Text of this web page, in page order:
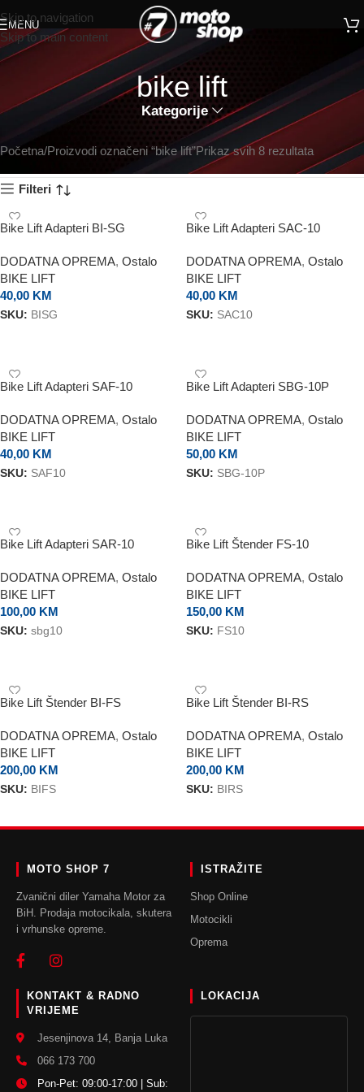
Skip to navigation
Skip to main content
MENU
bike lift
Kategorije
Početna Proizvodi označeni “bike lift”Prikaz svih 8 rezultata
Filteri
Bike Lift Adapteri BI-SG
DODATNA OPREMA, Ostalo
BIKE LIFT
40,00 KM
SKU: BISG
Bike Lift Adapteri SAC-10
DODATNA OPREMA, Ostalo
BIKE LIFT
40,00 KM
SKU: SAC10
Bike Lift Adapteri SAF-10
DODATNA OPREMA, Ostalo
BIKE LIFT
40,00 KM
SKU: SAF10
Bike Lift Adapteri SBG-10P
DODATNA OPREMA, Ostalo
BIKE LIFT
50,00 KM
SKU: SBG-10P
Bike Lift Adapteri SAR-10
DODATNA OPREMA, Ostalo
BIKE LIFT
100,00 KM
SKU: sbg10
Bike Lift Štender FS-10
DODATNA OPREMA, Ostalo
BIKE LIFT
150,00 KM
SKU: FS10
Bike Lift Štender BI-FS
DODATNA OPREMA, Ostalo
BIKE LIFT
200,00 KM
SKU: BIFS
Bike Lift Štender BI-RS
DODATNA OPREMA, Ostalo
BIKE LIFT
200,00 KM
SKU: BIRS
MOTO SHOP 7
Zvanični diler Yamaha Motor za
BiH. Prodaja motocikala, skutera
i vrhunske opreme.
ISTRAŽITE
Shop Online
Motocikli
Oprema
KONTAKT & RADNO
VRIJEME
Jesenjinova 14, Banja Luka
066 173 700
Pon-Pet: 09:00-17:00 | Sub:
LOKACIJA